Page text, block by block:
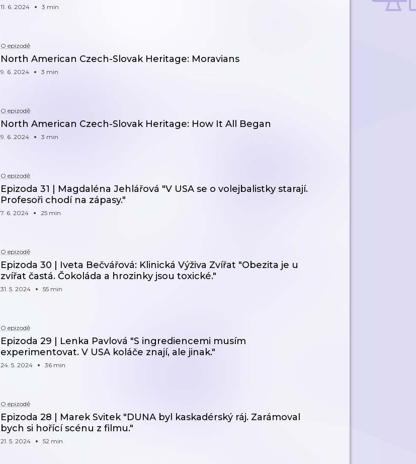
11. 6. 2024 3 min
O epizodě
North American Czech-Slovak Heritage: Moravians
9. 6. 2024 3 min
O epizodě
North American Czech-Slovak Heritage: How It All Began
9. 6. 2024 3 min
O epizodě
Epizoda 31 | Magdaléna Jehlářová "V USA se o volejbalistky starají.
Profesoři chodí na zápasy."
7. 6. 2024 25 min
O epizodě
Epizoda 30 | Iveta Bečvářová: Klinická Výživa Zvířat "Obezita je u
zvířat častá. Čokoláda a hrozinky jsou toxické."
31. 5. 2024 55 min
O epizodě
Epizoda 29 | Lenka Pavlová "S ingrediencemi musím
experimentovat. V USA koláče znají, ale jinak."
24. 5. 2024 36 min
O epizodě
Epizoda 28 | Marek Svitek "DUNA byl kaskadérský ráj. Zarámoval
bych si hořící scénu z filmu."
21. 5. 2024 52 min